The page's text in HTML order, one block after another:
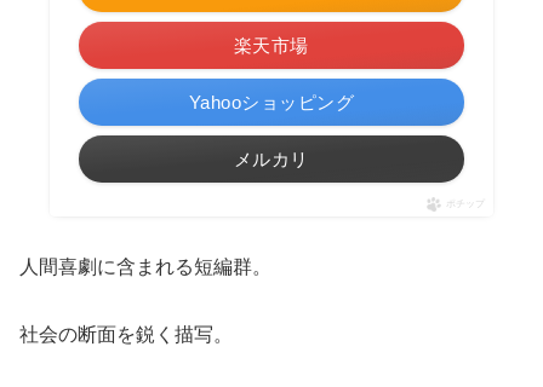
楽天市場
Yahooショッピング
メルカリ
ポチップ
人間喜劇に含まれる短編群。
社会の断面を鋭く描写。